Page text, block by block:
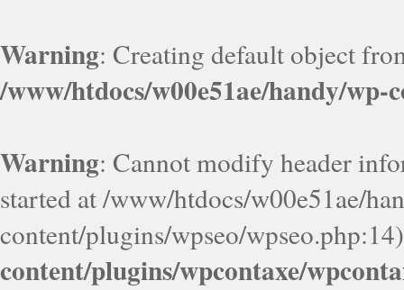
Warning: Creating default object
/www/htdocs/w00e51ae/handy/wp-
Warning: Cannot modify header
started at /www/htdocs/w00e51ae/
content/plugins/wpseo/
content/plugins/wpcontaxe/